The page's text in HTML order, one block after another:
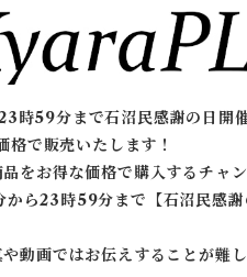
時59分まで石沼民感謝の日開
で販売いたします！
をお得な価格で購入するチャン
ら23時59分まで【石沼民感
動画ではお伝えすることが難